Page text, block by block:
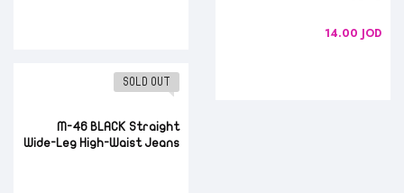
14.00 JOD
SOLD OUT
M-46 BLACK Straight
Wide-Leg High-Waist Jeans